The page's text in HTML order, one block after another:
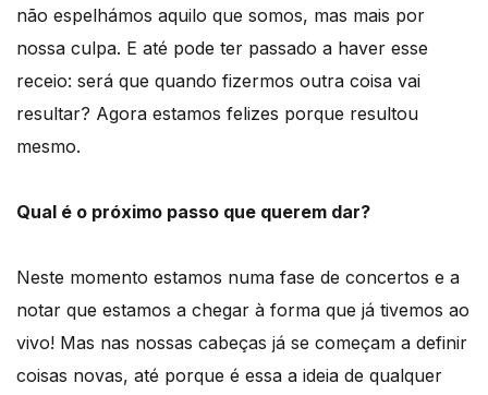
não espelhámos aquilo que somos, mas mais por
nossa culpa. E até pode ter passado a haver esse
receio: será que quando fizermos outra coisa vai
resultar? Agora estamos felizes porque resultou
mesmo.
Qual é o próximo passo que querem dar?
Neste momento estamos numa fase de concertos e a
notar que estamos a chegar à forma que já tivemos ao
vivo! Mas nas nossas cabeças já se começam a definir
coisas novas, até porque é essa a ideia de qualquer